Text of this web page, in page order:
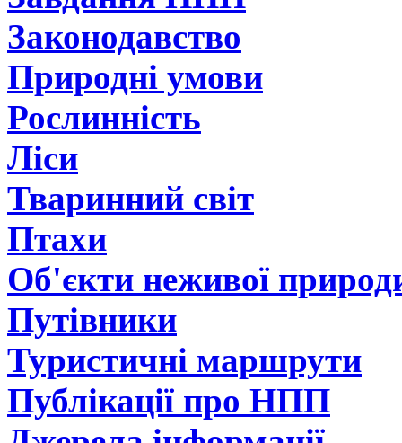
Законодавство
Природні умови
Рослинність
Ліси
Тваринний світ
Птахи
Об'єкти неживої
Путівники
Туристичні маршрути
Публікації про НПП